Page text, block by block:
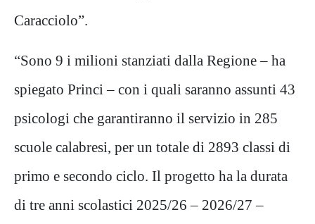
Caracciolo”.
“Sono 9 i milioni stanziati dalla Regione – ha
spiegato Princi – con i quali saranno assunti 43
psicologi che garantiranno il servizio in 285
scuole calabresi, per un totale di 2893 classi di
primo e secondo ciclo. Il progetto ha la durata
di tre anni scolastici 2025/26 – 2026/27 –